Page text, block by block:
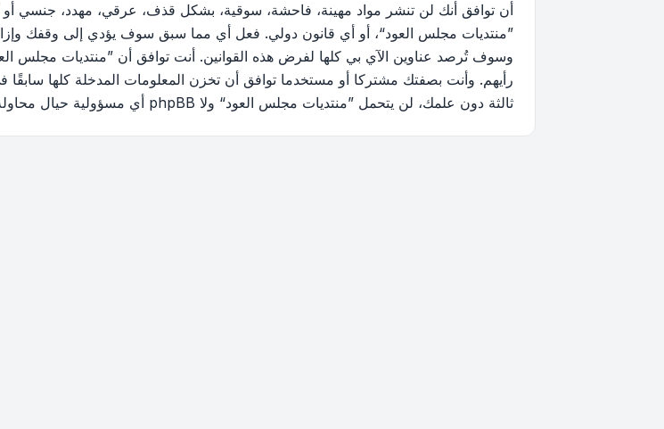
أن توافق أنك لن تنشر مواد مهينة، فاحشة، سوقية، بشكل قذف، عرقي، مهدد، جنسي أو
”منتديات مجلس العود“، أو أي قانون دولي. فعل أي مما سبق سوف يؤدي إلى وقفك
وسوف تُرصد عناوين الآي بي كلها لفرض هذه القوانين. أنت توافق أن ”منتديات مجلس
رأيهم. وأنت بصفتك مشتركا أو مستخدما توافق أن تخزن المعلومات المدخلة كلها
ثالثة دون علمك، لن يتحمل ”منتديات مجلس العود“ ولا phpBB أي مسؤولية حيال محاولة اختراق تتسبب في جعل البيانات في خطر